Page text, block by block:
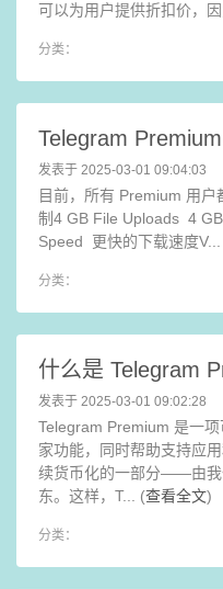
可以为用户提供折扣价，
分类：
Telegram
发表于 2025-03-01 09:04:03
目前，所有 Premium 用
制4 GB File Uploads 4
Speed 更快的下载速度
分类：
什么是 Telegram
发表于 2025-03-01 09:02:28
Telegram Premium 是一
家功能，同时帮助支持应
续货币化的一部分——由我
东。这样，T... (查看全文)
分类：